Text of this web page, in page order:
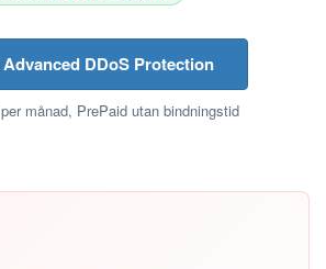
DDoS Protection
månad, PrePaid utan bindningstid